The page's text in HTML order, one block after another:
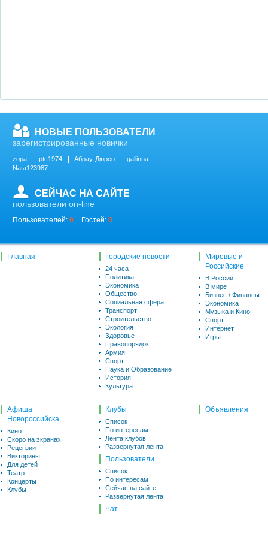
НОВЫЕ ПОЛЬЗОВАТЕЛИ
зарегистрированные новички
zopa ptc1974 Абрау-Дюрсо
gallinna
Nata123987
СЕЙЧАС НА САЙТЕ
пользователи on-line
Пользователей: 0 Гостей: 0
Главная Городские новости
24 часа
Политика
Экономика
Общество
Социальная сфера
Транспорт
Строительство
Экология
Здоровье
Правопорядок
Армия
Спорт
Наука и Образование
История
Культура
Мировые и
Российские
В России
В мире
Бизнес / Финансы
Экономика
Музыка и Кино
Спорт
Интернет
Игры
Афиша
Новороссийска
Кино
Скоро на экранах
Рецензии
Викторины
Для детей
Театр
Концерты
Клубы
Клубы
Список
По интересам
Лента клубов
Развернутая лента
Пользователи
Список
По интересам
Сейчас на сайте
Развернутая лента
Чат
Объявления